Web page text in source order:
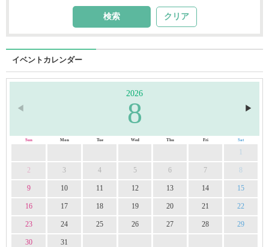
クリア
イベントカレンダー
◀︎
2026
8 ▶︎
Sun Mon Tue Wed Thu Fri Sat
1
2 3 4 5 6 7 8
9 10 11 12 13 14 15
16 17 18 19 20 21 22
23 24 25 26 27 28 29
30 31